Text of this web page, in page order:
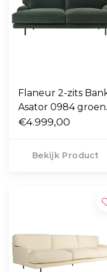
Flaneur 2-zits
Asator 0984 groen,
mat zwart poten
€4.999,00
Bekijk Product